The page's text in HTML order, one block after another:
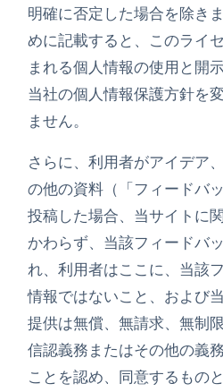
明確に否定した場合を除き
めに記載すると、このライ
まれる個人情報の使用と開
当社の個人情報保護方針を
ません。
さらに、利用者がアイデア
の他の資料（「フィードバ
投稿した場合、当サイトに
かわらず、当該フィードバ
れ、利用者はここに、当該
情報ではないこと、および
提供は無償、無請求、無制
信認義務またはその他の義
ことを認め、同意するものと